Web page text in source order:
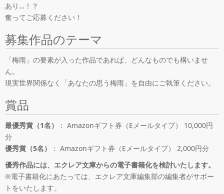
あり…！？
奮ってご応募ください！
募集作品のテーマ
「梅雨」の要素が入った作品であれば、どんなものでも構いませ
ん。
現実世界関係なく「あなたの思う梅雨」を自由にご執筆ください。
賞品
最優秀賞（1名）
： Amazonギフト券（Eメールタイプ） 10,000円
分
優秀賞（5名）
： Amazonギフト券（Eメールタイプ） 2,000円分
優秀作品には、エクレア文庫からの電子書籍化を検討いたします。
※電子書籍化にあたっては、エクレア文庫編集部の編集者がサポー
トをいたします。